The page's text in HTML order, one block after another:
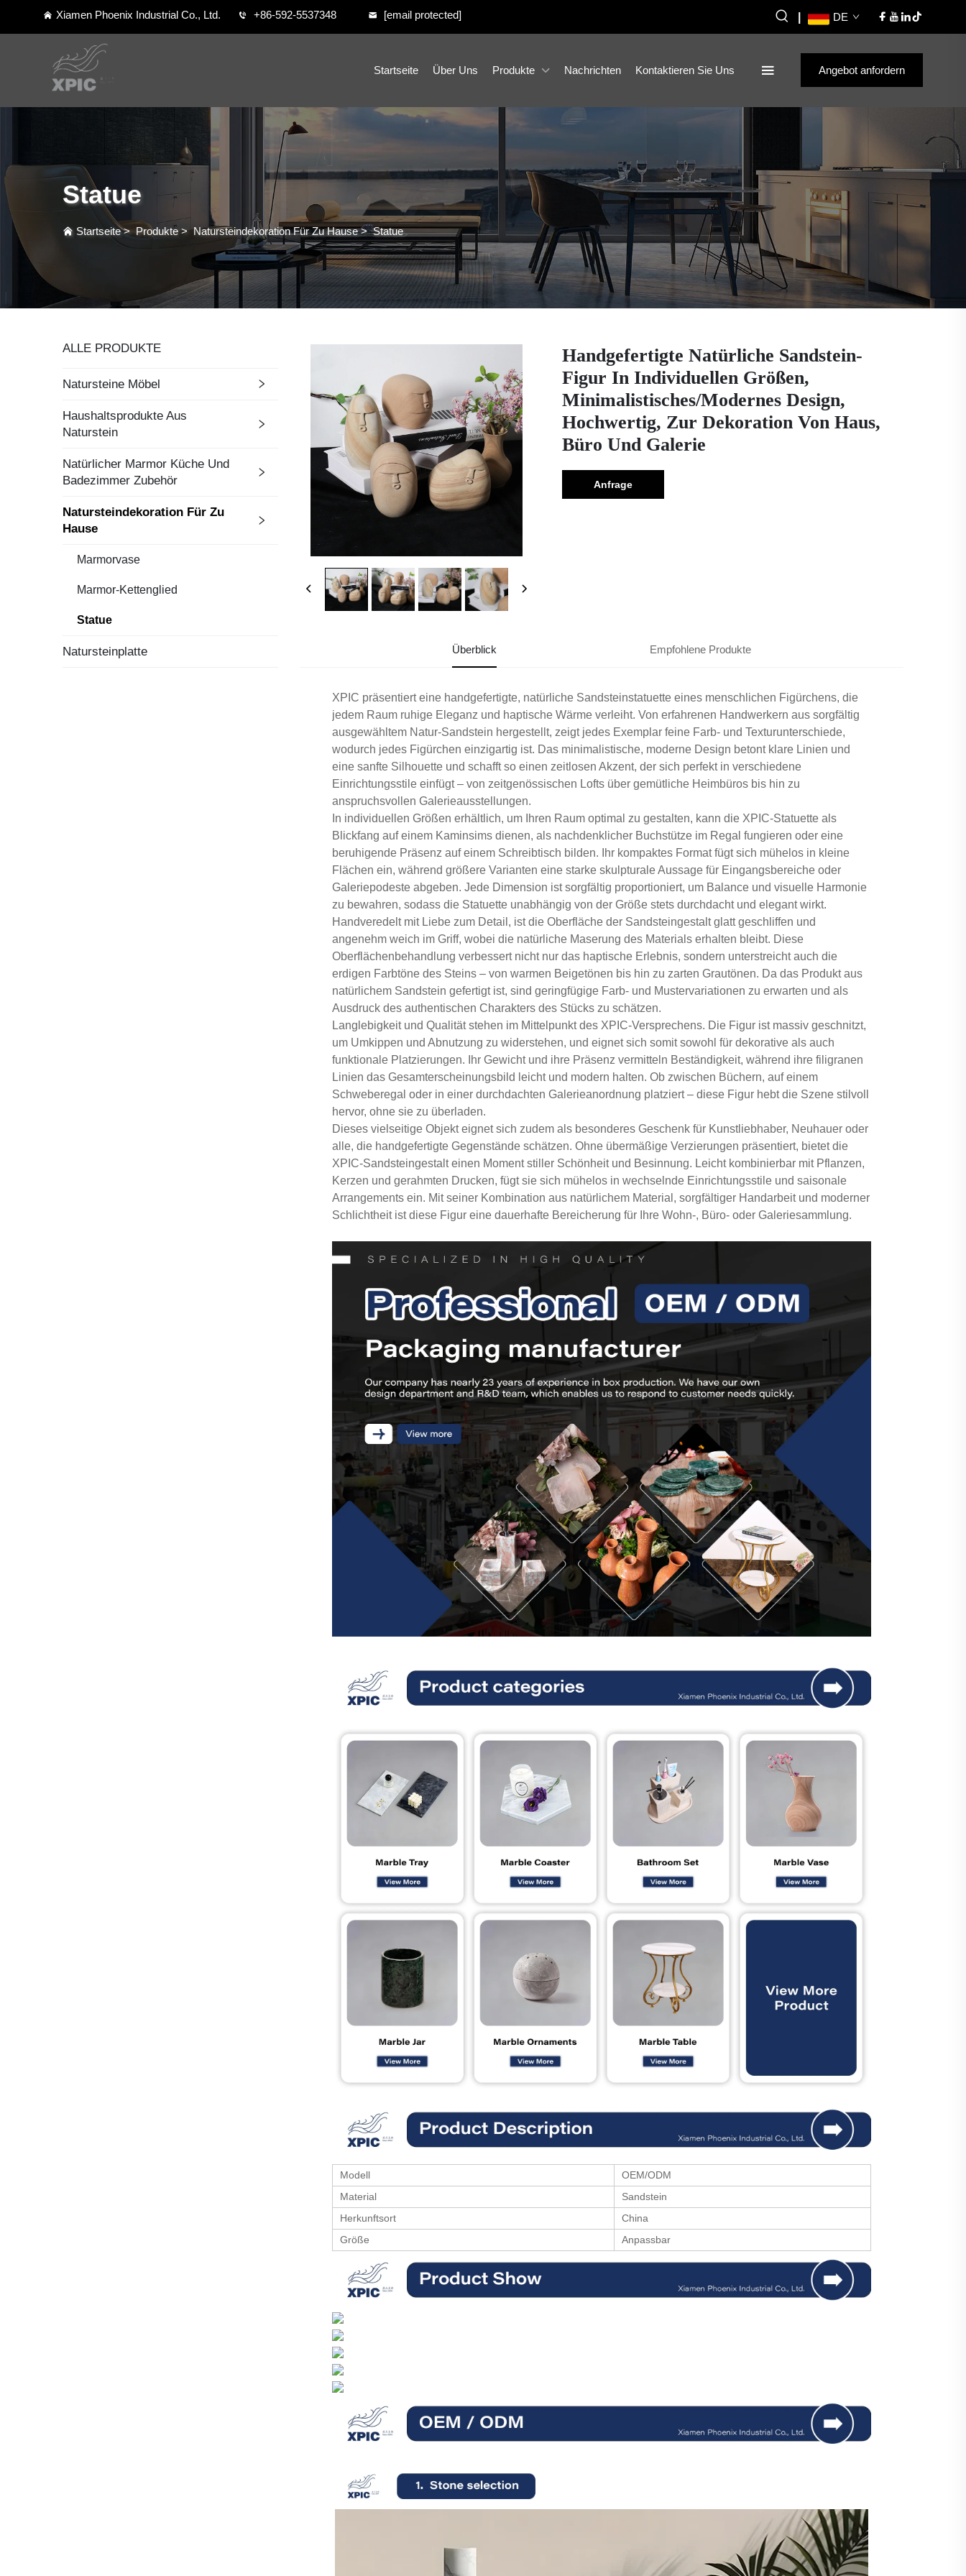
Xiamen Phoenix Industrial Co., Ltd. +86-592-5537348 [email protected] DE
Startseite Über Uns Produkte Nachrichten Kontaktieren Sie Uns Angebot anfordern
Statue
Startseite> Produkte>Natursteindekoration Für Zu Hause>Statue
ALLE PRODUKTE
Natursteine Möbel
Haushaltsprodukte Aus
Naturstein
Natürlicher Marmor Küche Und
Badezimmer Zubehör
Natursteindekoration Für Zu
Hause
Marmorvase
Marmor-Kettenglied
Statue
Natursteinplatte
Handgefertigte Natürliche Sandstein-
Figur In Individuellen Größen,
Minimalistisches/modernes Design,
Hochwertig, Zur Dekoration Von Haus,
Büro Und Galerie
Anfrage
Überblick Empfohlene Produkte
XPIC präsentiert eine handgefertigte, natürliche Sandsteinstatuette eines menschlichen Figürchens, die
jedem Raum ruhige Eleganz und haptische Wärme verleiht. Von erfahrenen Handwerkern aus sorgfältig
ausgewähltem Natur-Sandstein hergestellt, zeigt jedes Exemplar feine Farb- und Texturunterschiede,
wodurch jedes Figürchen einzigartig ist. Das minimalistische, moderne Design betont klare Linien und
eine sanfte Silhouette und schafft so einen zeitlosen Akzent, der sich perfekt in verschiedene
Einrichtungsstile einfügt – von zeitgenössischen Lofts über gemütliche Heimbüros bis hin zu
anspruchsvollen Galerieausstellungen.
In individuellen Größen erhältlich, um Ihren Raum optimal zu gestalten, kann die XPIC-Statuette als
Blickfang auf einem Kaminsims dienen, als nachdenklicher Buchstütze im Regal fungieren oder eine
beruhigende Präsenz auf einem Schreibtisch bilden. Ihr kompaktes Format fügt sich mühelos in kleine
Flächen ein, während größere Varianten eine starke skulpturale Aussage für Eingangsbereiche oder
Galeriepodeste abgeben. Jede Dimension ist sorgfältig proportioniert, um Balance und visuelle Harmonie
zu bewahren, sodass die Statuette unabhängig von der Größe stets durchdacht und elegant wirkt.
Handveredelt mit Liebe zum Detail, ist die Oberfläche der Sandsteingestalt glatt geschliffen und
angenehm weich im Griff, wobei die natürliche Maserung des Materials erhalten bleibt. Diese
Oberflächenbehandlung verbessert nicht nur das haptische Erlebnis, sondern unterstreicht auch die
erdigen Farbtöne des Steins – von warmen Beigetönen bis hin zu zarten Grautönen. Da das Produkt aus
natürlichem Sandstein gefertigt ist, sind geringfügige Farb- und Mustervariationen zu erwarten und als
Ausdruck des authentischen Charakters des Stücks zu schätzen.
Langlebigkeit und Qualität stehen im Mittelpunkt des XPIC-Versprechens. Die Figur ist massiv geschnitzt,
um Umkippen und Abnutzung zu widerstehen, und eignet sich somit sowohl für dekorative als auch
funktionale Platzierungen. Ihr Gewicht und ihre Präsenz vermitteln Beständigkeit, während ihre filigranen
Linien das Gesamterscheinungsbild leicht und modern halten. Ob zwischen Büchern, auf einem
Schweberegal oder in einer durchdachten Galerieanordnung platziert – diese Figur hebt die Szene stilvoll
hervor, ohne sie zu überladen.
Dieses vielseitige Objekt eignet sich zudem als besonderes Geschenk für Kunstliebhaber, Neuhauer oder
alle, die handgefertigte Gegenstände schätzen. Ohne übermäßige Verzierungen präsentiert, bietet die
XPIC-Sandsteingestalt einen Moment stiller Schönheit und Besinnung. Leicht kombinierbar mit Pflanzen,
Kerzen und gerahmten Drucken, fügt sie sich mühelos in wechselnde Einrichtungsstile und saisonale
Arrangements ein. Mit seiner Kombination aus natürlichem Material, sorgfältiger Handarbeit und moderner
Schlichtheit ist diese Figur eine dauerhafte Bereicherung für Ihre Wohn-, Büro- oder Galeriesammlung.
Modell
OEM/ODM
Material
Sandstein
Herkunftsort
China
Größe
Anpassbar